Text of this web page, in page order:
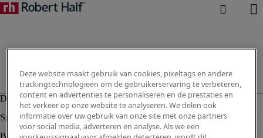
Deze website maakt gebruik van cookies, pixeltags en andere
trackingtechnologieën om de gebruikerservaring te verbeteren,
content en advertenties te personaliseren en de prestaties en
het verkeer op onze website te analyseren. We delen ook
informatie over uw gebruik van onze site met onze partners
voor social media, adverteren en analyse. Als we een